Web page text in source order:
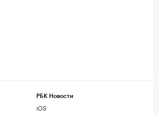
РБК Новости
iOS